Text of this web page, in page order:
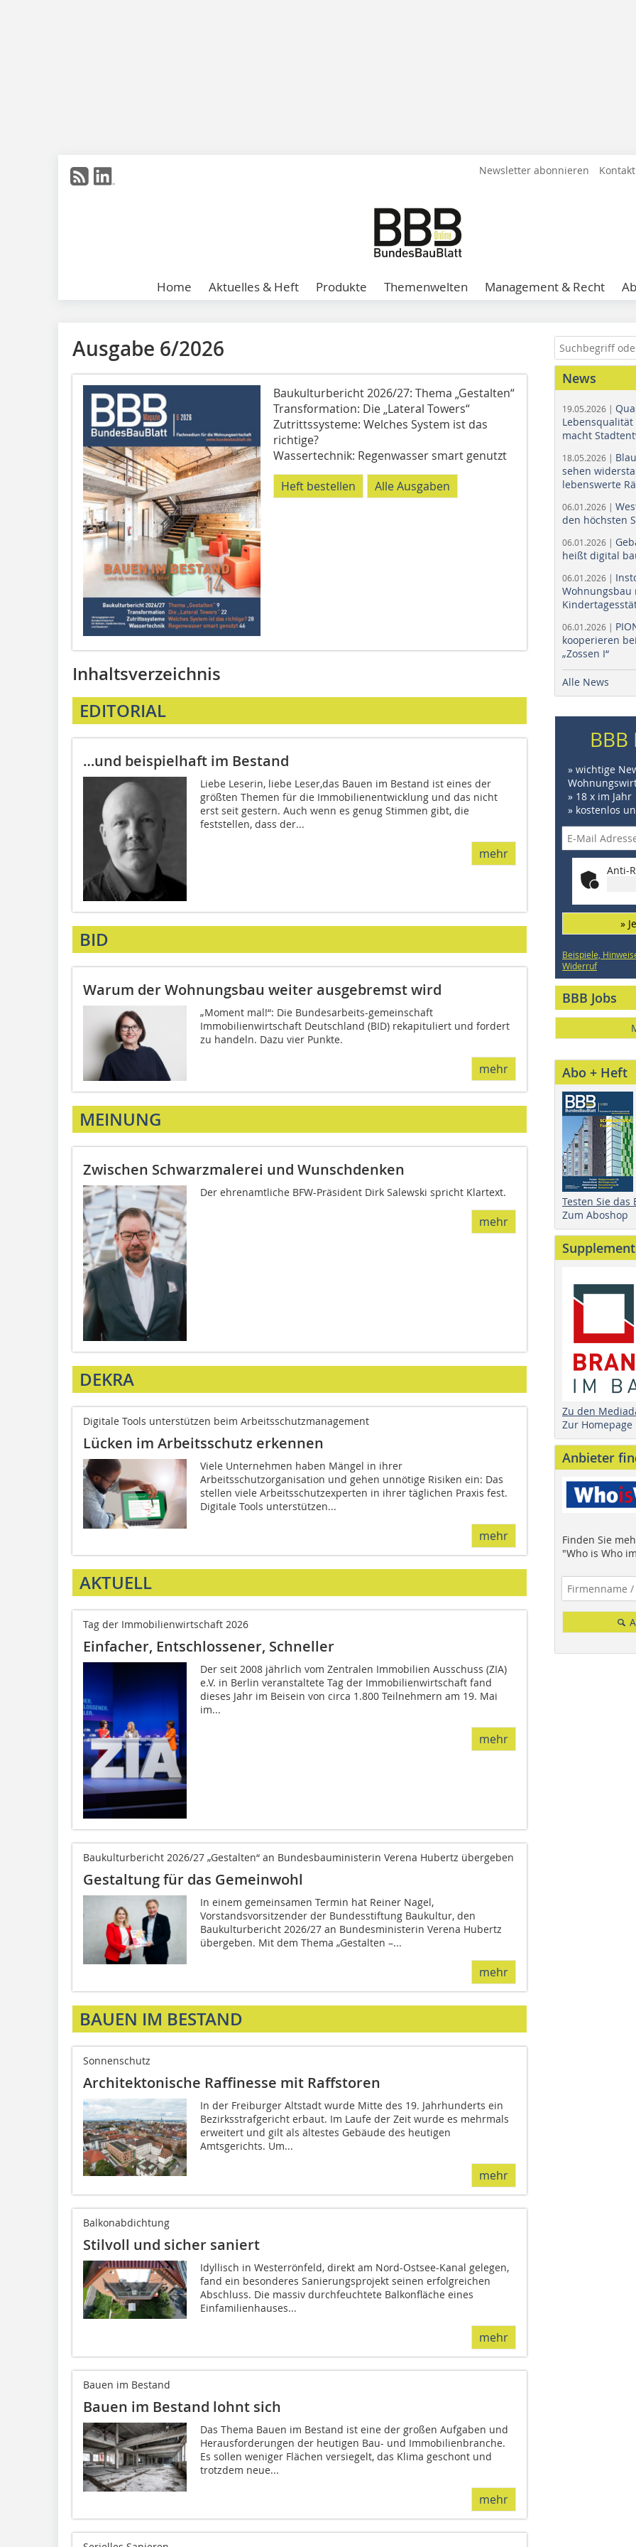
Newsletter abonnieren
Home Aktuelles & Heft Produkte Themenwelten Management & Recht
Ausgabe 6/2026
Baukulturbericht 2026/27: Thema „Gestalten“
Transformation: Die „Lateral Towers“
Zutrittssysteme: Welches System ist das
richtige?
Wassertechnik: Regenwasser smart genutzt
Heft bestellen
Alle Ausgaben
Inhaltsverzeichnis
EDITORIAL
…und beispielhaft im Bestand
Liebe Leserin, liebe Leser,das Bauen im Bestand ist eines der
größten Themen für die Immobilienentwicklung und das nicht
erst seit gestern. Auch wenn es genug Stimmen gibt, die
feststellen, dass der...
mehr
BID
Warum der Wohnungsbau weiter ausgebremst wird
„Moment mal!“: Die Bundesarbeits-gemeinschaft
Immobilienwirtschaft Deutschland (BID) rekapituliert und fordert
zu handeln. Dazu vier Punkte.
mehr
MEINUNG
Zwischen Schwarzmalerei und Wunschdenken
Der ehrenamtliche BFW-Präsident Dirk Salewski spricht Klartext.
mehr
DEKRA
Digitale Tools unterstützen beim Arbeitsschutzmanagement
Lücken im Arbeitsschutz erkennen
Viele Unternehmen haben Mängel in ihrer
Arbeitsschutzorganisation und gehen unnötige Risiken ein: Das
stellen viele Arbeitsschutzexperten in ihrer täglichen Praxis fest.
Digitale Tools unterstützen...
mehr
AKTUELL
Tag der Immobilienwirtschaft 2026
Einfacher, Entschlossener, Schneller
Der seit 2008 jährlich vom Zentralen Immobilien Ausschuss (ZIA)
e.V. in Berlin veranstaltete Tag der Immobilienwirtschaft fand
dieses Jahr im Beisein von circa 1.800 Teilnehmern am 19. Mai
im...
mehr
Baukulturbericht 2026/27 „Gestalten“ an Bundesbauministerin Verena Hubertz übergeben
Gestaltung für das Gemeinwohl
In einem gemeinsamen Termin hat Reiner Nagel,
Vorstandsvorsitzender der Bundesstiftung Baukultur, den
Baukulturbericht 2026/27 an Bundesministerin Verena Hubertz
übergeben. Mit dem Thema „Gestalten –...
mehr
BAUEN IM BESTAND
Sonnenschutz
Architektonische Raffinesse mit Raffstoren
In der Freiburger Altstadt wurde Mitte des 19. Jahrhunderts ein
Bezirksstrafgericht erbaut. Im Laufe der Zeit wurde es mehrmals
erweitert und gilt als ältestes Gebäude des heutigen
Amtsgerichts. Um...
mehr
Balkonabdichtung
Stilvoll und sicher saniert
Idyllisch in Westerrönfeld, direkt am Nord-Ostsee-Kanal gelegen,
fand ein besonderes Sanierungsprojekt seinen erfolgreichen
Abschluss. Die massiv durchfeuchtete Balkonfläche eines
Einfamilienhauses...
mehr
Bauen im Bestand
Bauen im Bestand lohnt sich
Das Thema Bauen im Bestand ist eine der großen Aufgaben und
Herausforderungen der heutigen Bau- und Immobilienbranche.
Es sollen weniger Flächen versiegelt, das Klima geschont und
trotzdem neue...
mehr
News
19.05.2026 |
macht
18.05.2026 |
sehen
lebenswerte
06.01.2026 |
den höchsten
06.01.2026 |
heißt digital
06.01.2026 |
Wohnungsbau
06.01.2026 |
kooperieren
„Zossen I“
Alle News
» wichtige
» 18 x im Jahr
» kostenlos
Anti-
»
Beispiele,
Widerruf
BBB Jobs
Abo + Heft
Testen Sie das
Zum Aboshop
Supplement
Zu den
Zur Homepage
Anbieter
Finden Sie
"Who is Who